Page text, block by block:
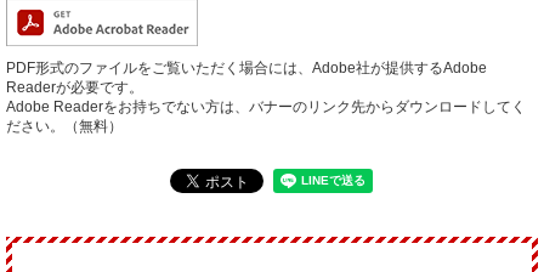
PDF形式のファイルをご覧いただく場合には、Adobe社が提供するAdobe
Readerが必要です。
Adobe Readerをお持ちでない方は、バナーのリンク先からダウンロードしてく
ださい。（無料）